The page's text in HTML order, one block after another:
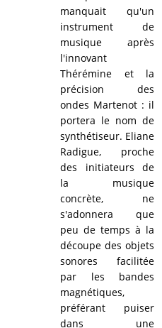
manquait qu'un
instrument de
musique après
l'innovant
Thérémine et la
précision des
ondes Martenot : il
portera le nom de
synthétiseur. Eliane
Radigue, proche
des initiateurs de
la musique
concrète, ne
s'adonnera que
peu de temps à la
découpe des objets
sonores facilitée
par les bandes
magnétiques,
préférant puiser
dans une